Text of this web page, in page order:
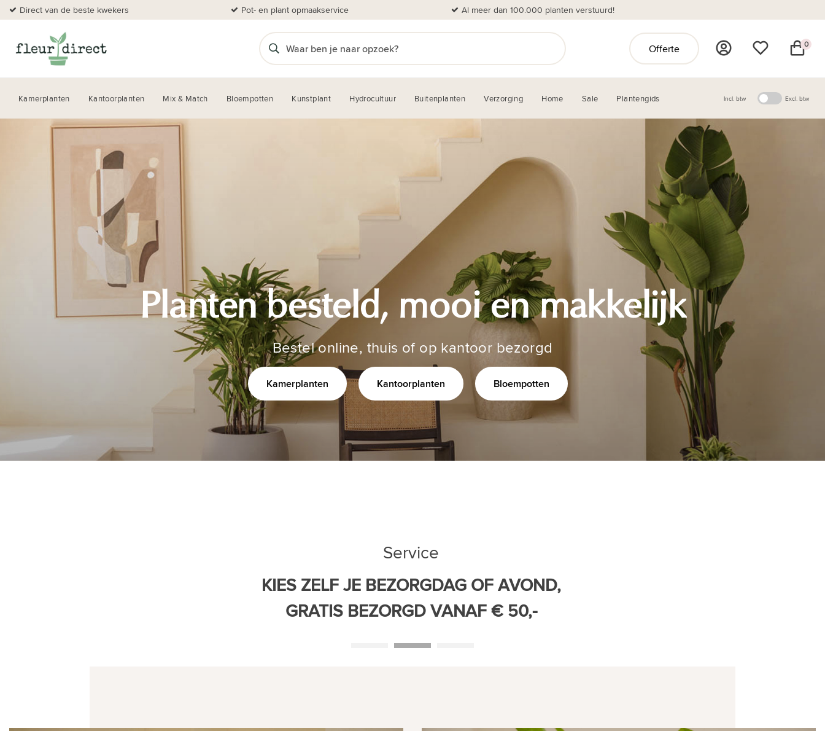
Direct van de beste kwekers Pot- en plant opmaakservice Al meer dan 100.000 planten verstuurd!
Offerte 0
Kamerplanten Kantoorplanten Mix & Match Bloempotten Kunstplant Hydrocultuur Buitenplanten Verzorging Home Sale Plantengids Incl. btw Excl. btw
Planten besteld, mooi en makkelijk
Bestel online, thuis of op kantoor bezorgd
Kamerplanten Kantoorplanten Bloempotten
Service
KIES ZELF JE BEZORGDAG OF AVOND,
GRATIS BEZORGD VANAF € 50,-